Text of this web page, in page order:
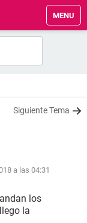
MENU
Siguiente Tema
a las 04:31
los
la